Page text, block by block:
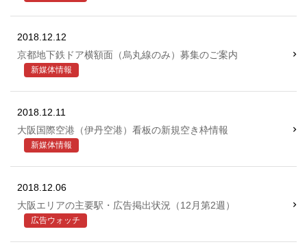
2018.12.12
京都地下鉄ドア横額面（烏丸線のみ）募集のご案内
新媒体情報
2018.12.11
大阪国際空港（伊丹空港）看板の新規空き枠情報
新媒体情報
2018.12.06
大阪エリアの主要駅・広告掲出状況（12月第2週）
広告ウォッチ